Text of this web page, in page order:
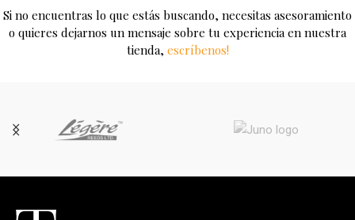
Si no encuentras lo que estás buscando, necesitas asesoramiento
o quieres dejarnos un mensaje sobre tu experiencia en nuestra
tienda, escríbenos!